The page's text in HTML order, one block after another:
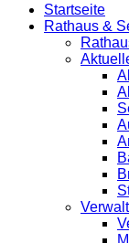
Startseite
Rathaus &